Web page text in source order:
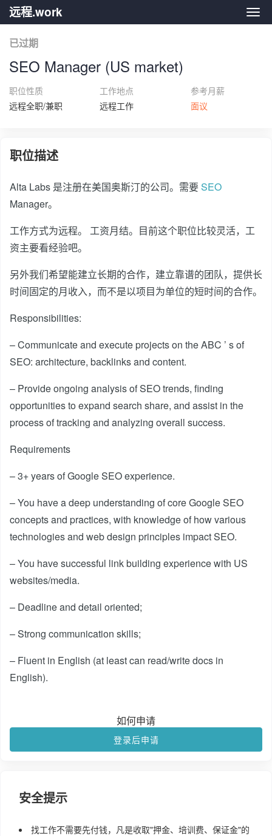
远
远程.work
已过期
SEO Manager (US market)
职位性质
远程全职/兼职
工作地点
远程工作
参考月薪
面议
职位描述
Alta Labs 是注册在美国奥斯汀的公司。需要SEO
Manager。
工作方式为远程。 工资月结。目前这个职位比较灵活，工
资主要看经验吧。
另外我们希望能建立长期的合作，建立靠谱的团队，提供长
时间固定的月收入，而不是以项目为单位的短时间的合作。
Responsibilities:
– Communicate and execute projects on the ABC ’ s of
SEO: architecture, backlinks and content.
– Provide ongoing analysis of SEO trends, finding
opportunities to expand search share, and assist in the
process of tracking and analyzing overall success.
Requirements
– 3+ years of Google SEO experience.
– You have a deep understanding of core Google SEO
concepts and practices, with knowledge of how various
technologies and web design principles impact SEO.
– You have successful link building experience with US
websites/media.
– Deadline and detail oriented;
– Strong communication skills;
– Fluent in English (at least can read/write docs in
English).
如何申请
登录后申请
安全提示
找工作不需要先付钱，凡是收取"押金、培训费、保证金"的